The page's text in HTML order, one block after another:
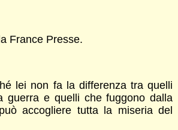
France Presse.
lei non fa la differenza tra quelli
guerra e quelli che fuggono dalla
accogliere tutta la miseria del